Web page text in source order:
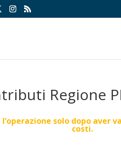
Regione
solo dopo
costi.